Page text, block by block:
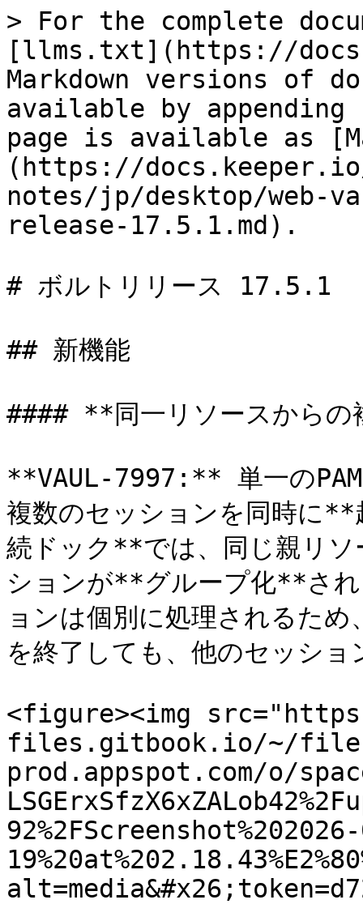
> For the complete
[llms.txt](https://
Markdown versions of
available by
page is available as
(https://
notes/jp/desktop/web-
release-17.5.1.md).
# ボルトリリース 17.5.1
## 新機能
#### **同一リソースからの
**VAUL-7997:** 単一の
複数のセッションを同時に
続ドック**では、同じ親リ
ションが**グループ化**され
ョンは個別に処理されるた
を終了しても、他のセッシ
<figure><img
files.gitbook.io/~/
prod.appspot.com/o/